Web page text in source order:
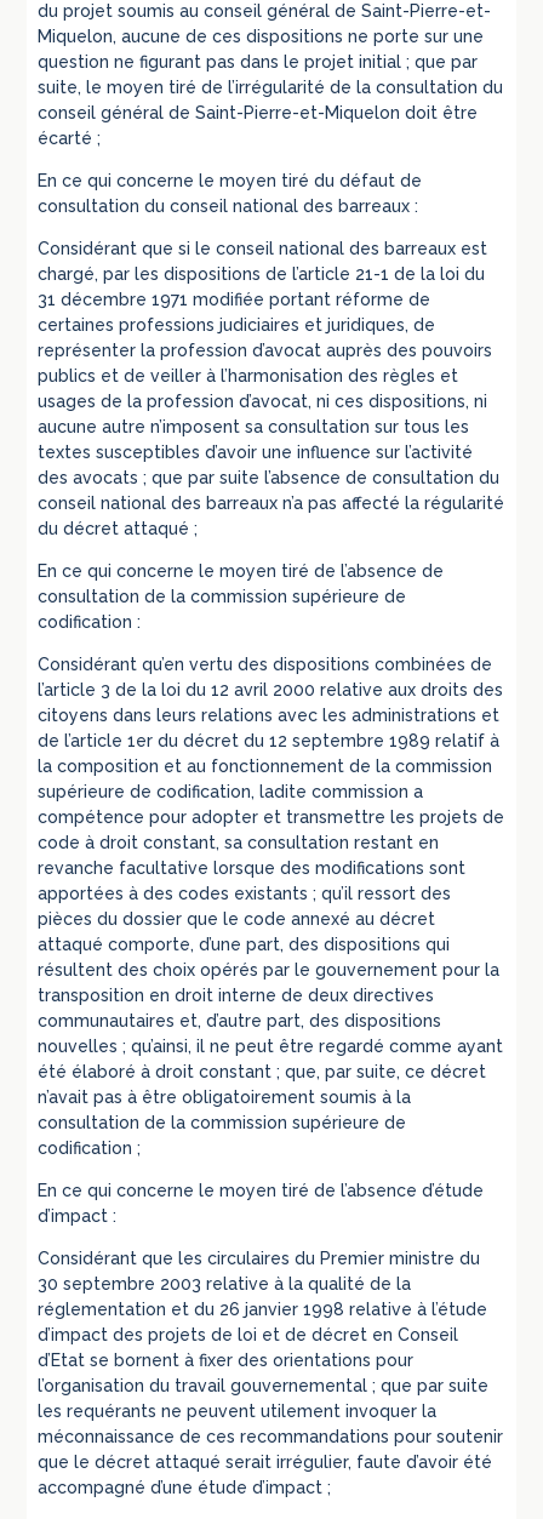
du projet soumis au conseil général de Saint-Pierre-et-
Miquelon, aucune de ces dispositions ne porte sur une
question ne figurant pas dans le projet initial ; que par
suite, le moyen tiré de l’irrégularité de la consultation du
conseil général de Saint-Pierre-et-Miquelon doit être
écarté ;
En ce qui concerne le moyen tiré du défaut de
consultation du conseil national des barreaux :
Considérant que si le conseil national des barreaux est
chargé, par les dispositions de l’article 21-1 de la loi du
31 décembre 1971 modifiée portant réforme de
certaines professions judiciaires et juridiques, de
représenter la profession d’avocat auprès des pouvoirs
publics et de veiller à l’harmonisation des règles et
usages de la profession d’avocat, ni ces dispositions, ni
aucune autre n’imposent sa consultation sur tous les
textes susceptibles d’avoir une influence sur l’activité
des avocats ; que par suite l’absence de consultation du
conseil national des barreaux n’a pas affecté la régularité
du décret attaqué ;
En ce qui concerne le moyen tiré de l’absence de
consultation de la commission supérieure de
codification :
Considérant qu’en vertu des dispositions combinées de
l’article 3 de la loi du 12 avril 2000 relative aux droits des
citoyens dans leurs relations avec les administrations et
de l’article 1er du décret du 12 septembre 1989 relatif à
la composition et au fonctionnement de la commission
supérieure de codification, ladite commission a
compétence pour adopter et transmettre les projets de
code à droit constant, sa consultation restant en
revanche facultative lorsque des modifications sont
apportées à des codes existants ; qu’il ressort des
pièces du dossier que le code annexé au décret
attaqué comporte, d’une part, des dispositions qui
résultent des choix opérés par le gouvernement pour la
transposition en droit interne de deux directives
communautaires et, d’autre part, des dispositions
nouvelles ; qu’ainsi, il ne peut être regardé comme ayant
été élaboré à droit constant ; que, par suite, ce décret
n’avait pas à être obligatoirement soumis à la
consultation de la commission supérieure de
codification ;
En ce qui concerne le moyen tiré de l’absence d’étude
d’impact :
Considérant que les circulaires du Premier ministre du
30 septembre 2003 relative à la qualité de la
réglementation et du 26 janvier 1998 relative à l’étude
d’impact des projets de loi et de décret en Conseil
d’Etat se bornent à fixer des orientations pour
l’organisation du travail gouvernemental ; que par suite
les requérants ne peuvent utilement invoquer la
méconnaissance de ces recommandations pour soutenir
que le décret attaqué serait irrégulier, faute d’avoir été
accompagné d’une étude d’impact ;